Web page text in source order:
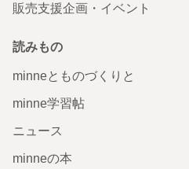
販売支援企画・イベント
読みもの
minneとものづくりと
minne学習帖
ニュース
minneの本